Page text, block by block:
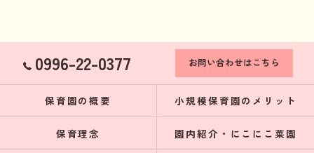
0996-22-0377 お問い合わせはこちら
保育園の概要 小規模保育園のメリット
保育理念 園内紹介・にこにこ菜園